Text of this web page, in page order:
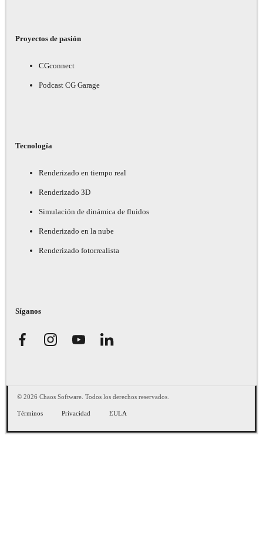
Proyectos de pasión
CGconnect
Podcast CG Garage
Tecnología
Renderizado en tiempo real
Renderizado 3D
Simulación de dinámica de fluidos
Renderizado en la nube
Renderizado fotorrealista
Síganos
© 2026 Chaos Software. Todos los derechos reservados.
Términos Privacidad EULA